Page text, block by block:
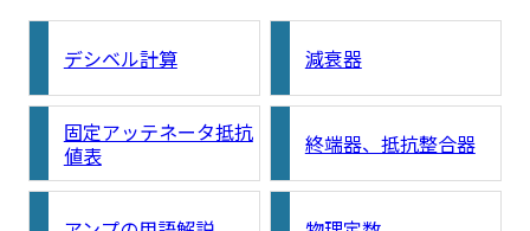
デシベル計算 減衰器
固定アッテネータ抵抗
値表
終端器、抵抗整合器